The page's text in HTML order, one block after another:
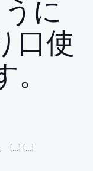
に
口使
[…] […]